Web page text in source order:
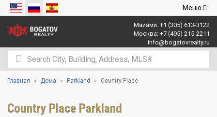
Открыть
Меню
Майами: +1 (305) 613-3122
Москва: +7 (495) 215-2211
info@bogatovrealty.ru
Главная Дома Parkland Country Place
Country Place Parkland